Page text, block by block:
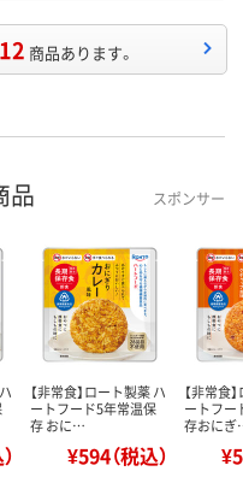
12 商品あります。
品 スポンサー
【非常食】ロート製薬 ハ
ートフード5年常温保
存 おに…
¥594（税込）
【非常食
ートフー
存おに